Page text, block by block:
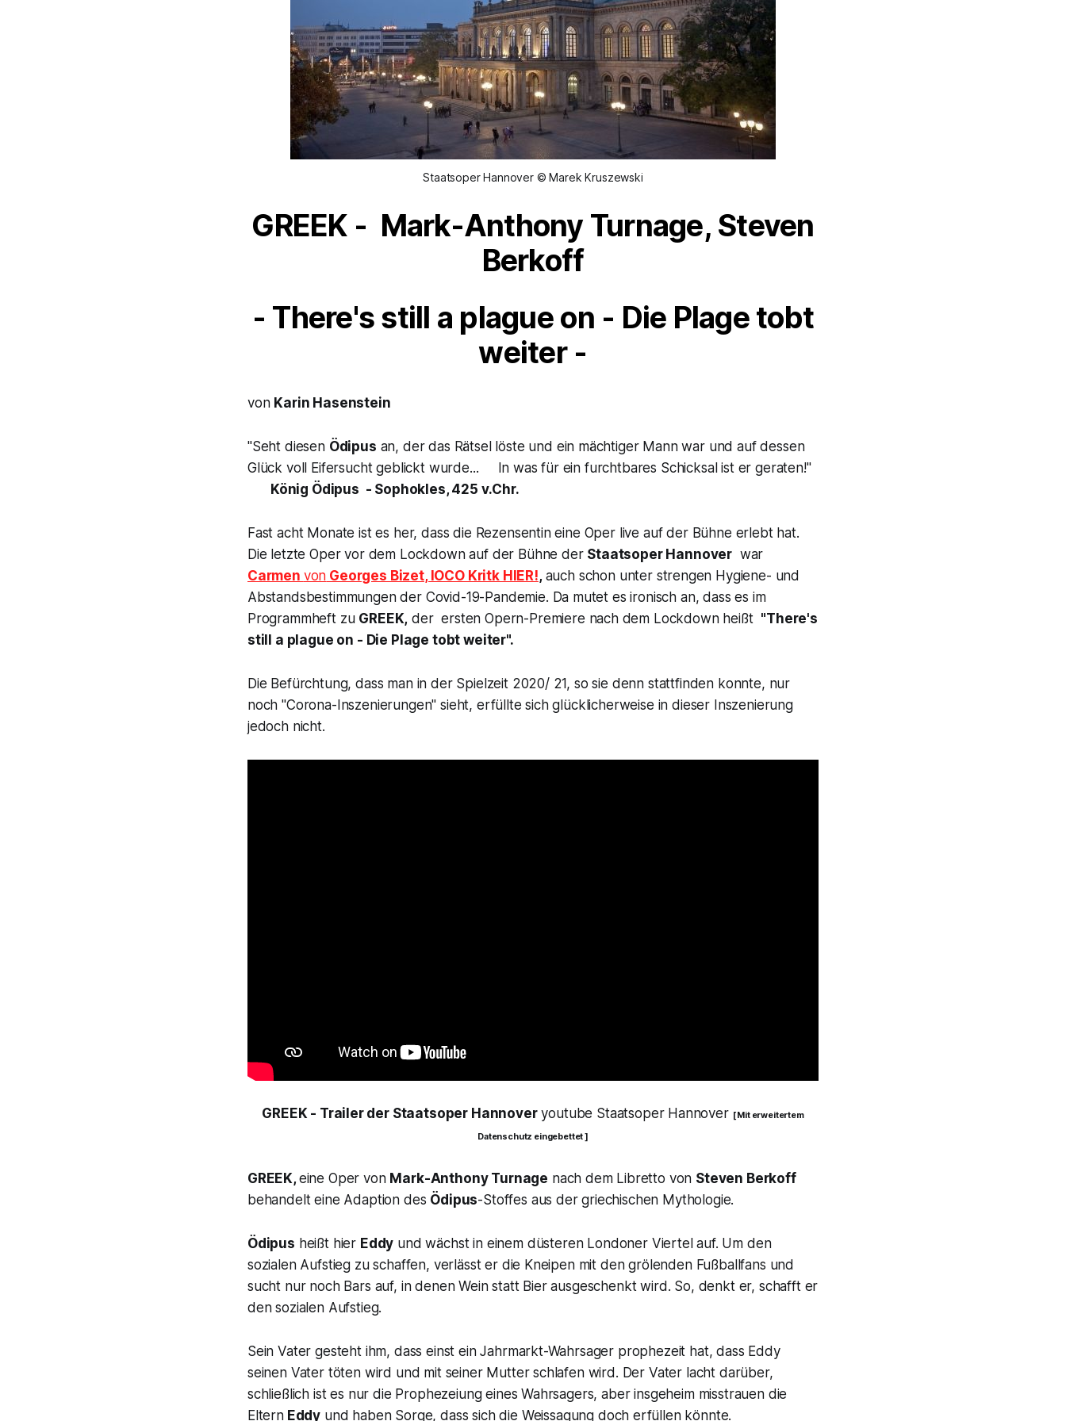
Staatsoper Hannover © Marek Kruszewski
GREEK - Mark-Anthony Turnage, Steven
Berkoff
- There's still a plague on - Die Plage tobt
weiter -
von Karin Hasenstein
"Seht diesen Ödipus an, der das Rätsel löste und ein mächtiger Mann war und auf dessen
Glück voll Eifersucht geblickt wurde... In was für ein furchtbares Schicksal ist er geraten!"
König Ödipus - Sophokles, 425 v.Chr.
Fast acht Monate ist es her, dass die Rezensentin eine Oper live auf der Bühne erlebt hat.
Die letzte Oper vor dem Lockdown auf der Bühne der Staatsoper Hannover war
Carmen von Georges Bizet, IOCO Kritk HIER!, auch schon unter strengen Hygiene- und
Abstandsbestimmungen der Covid-19-Pandemie. Da mutet es ironisch an, dass es im
Programmheft zu GREEK, der ersten Opern-Premiere nach dem Lockdown heißt "There's
still a plague on - Die Plage tobt weiter".
Die Befürchtung, dass man in der Spielzeit 2020/ 21, so sie denn stattfinden konnte, nur
noch "Corona-Inszenierungen" sieht, erfüllte sich glücklicherweise in dieser Inszenierung
jedoch nicht.
GREEK - Trailer der Staatsoper Hannoveryoutube Staatsoper Hannover [ Mit erweitertem
Datenschutz eingebettet ]
GREEK,eine Oper von Mark-Anthony Turnage nach dem Libretto von Steven Berkoff
behandelt eine Adaption des Ödipus-Stoffes aus der griechischen Mythologie.
Ödipus heißt hier Eddy und wächst in einem düsteren Londoner Viertel auf. Um den
sozialen Aufstieg zu schaffen, verlässt er die Kneipen mit den grölenden Fußballfans und
sucht nur noch Bars auf, in denen Wein statt Bier ausgeschenkt wird. So, denkt er, schafft er
den sozialen Aufstieg.
Sein Vater gesteht ihm, dass einst ein Jahrmarkt-Wahrsager prophezeit hat, dass Eddy
seinen Vater töten wird und mit seiner Mutter schlafen wird. Der Vater lacht darüber,
schließlich ist es nur die Prophezeiung eines Wahrsagers, aber insgeheim misstrauen die
ElternEddy und haben Sorge, dass sich die Weissagung doch erfüllen könnte.